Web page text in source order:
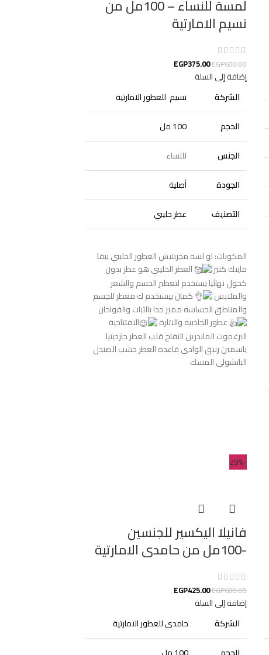
لمسة للنساء – 100مل من
نسيم الامارتية
EGP600.00
EGP375.00
إضافة إلى السلة
الشركة
نسيم للعطور الامارتية
الحجم
100 مل
الجنس
للنساء
الجودة
أصلية
التصنيف
عطر حليبي
المكونات: لو لسه مجربتيش العطور الحليبي يبقا
فايتك كتير
العطر الحليبي هو عطر بدون
كحول نهائيا يستخدم لتعطير الجسم والشعر
والملابس
كمان بيستخدم ك معطر للجسم
والمناطق الحساسه مميز جدا بالثبات والفواحان
عطور الجاذبيه والاثارة
الافتتاحية
البرغموت الماندرين التفاح قلب العطر جاردينيا
ياسمين زنبق الوادى قاعدة العطر خشب الصندل
الباتشولى المسك
-29%
فانيلا اليكسير للجنسين
-100مل من حامدى الامارتية
EGP600.00
EGP425.00
إضافة إلى السلة
الشركة
حامدى للعطور الامارتية